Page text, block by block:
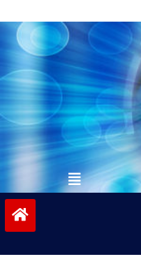
to
contentvinivida.lk